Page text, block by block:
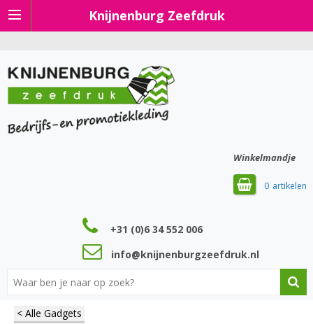
Knijnenburg Zeefdruk
Winkelmandje
0
+31 (0)6 34 552 006
info@knijnenburgzeefdruk.nl
< Alle Gadgets